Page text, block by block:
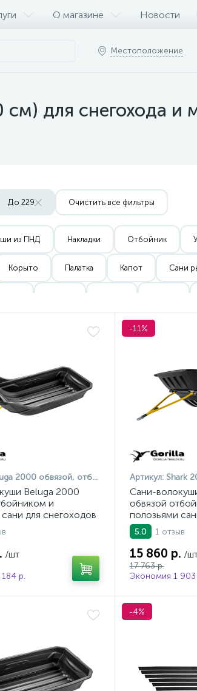
О магазине Новости
Местоположение
для снегохода и
До 229 Очистить все фильтры
из ПНД Накладки Отбойник
Корыто Палатка Капот Сани
Сани Gorilla Trailer
2000 обвязой, отбойником и полозьями
Beluga 2000
и
для снегоходов
/шт
р.
-11%
Артикул: Shark 2000+
Сани-
обвязой
полозьями
5.0 1 отзыв
15 860 р. /
17 763 р.
Экономия 1 903
-4%